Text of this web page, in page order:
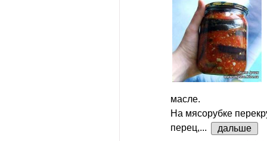
масле.
На мясорубке
перец,...
дальше